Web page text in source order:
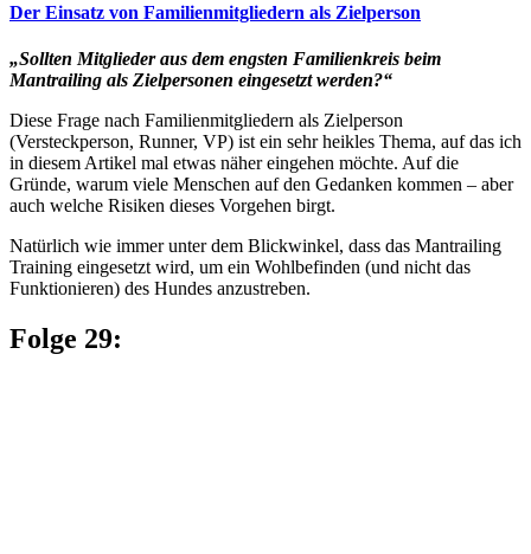
Der Einsatz von Familienmitgliedern als Zielperson
„Sollten Mitglieder aus dem engsten Familienkreis beim
Mantrailing als Zielpersonen eingesetzt werden?“
Diese Frage nach Familienmitgliedern als Zielperson
(Versteckperson, Runner, VP) ist ein sehr heikles Thema, auf das ich
in diesem Artikel mal etwas näher eingehen möchte. Auf die
Gründe, warum viele Menschen auf den Gedanken kommen – aber
auch welche Risiken dieses Vorgehen birgt.
Natürlich wie immer unter dem Blickwinkel, dass das Mantrailing
Training eingesetzt wird, um ein Wohlbefinden (und nicht das
Funktionieren) des Hundes anzustreben.
Folge 29: